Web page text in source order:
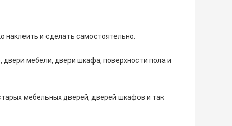
наклеить и сделать самостоятельно.
двери мебели, двери шкафа, поверхности пола и
мебельных дверей, дверей шкафов и так